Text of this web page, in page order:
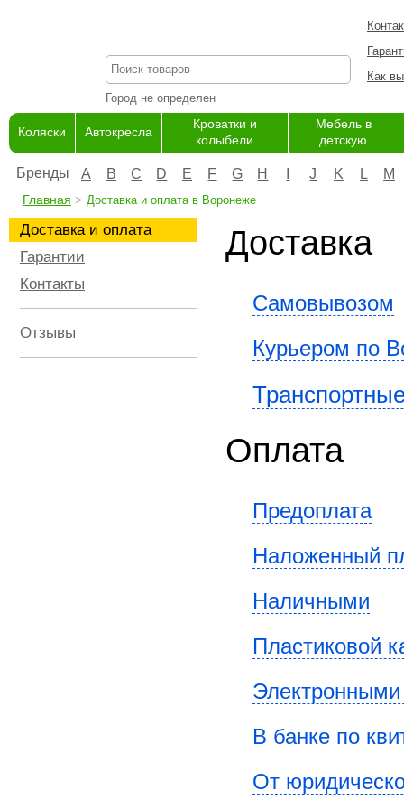
Город не определен
Как
Коляски Автокресла
Кроватки и
колыбели
Мебель в
детскую
Бренды A B C D E F G H J K L M
Главная Доставка и оплата в Воронеже
Доставка и оплата
Гарантии
Контакты
Отзывы
Доставка
Самовывозом
Курьером по
Оплата
Предоплата
Наложенный
Наличными
Пластиковой
В банке по
От